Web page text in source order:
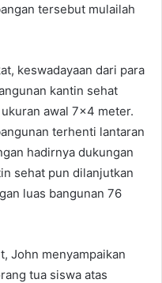
tersebut mulailah
keswadayaan dari para
kantin sehat
awal 7×4 meter.
terhenti lantaran
hadirnya dukungan
sehat pun dilanjutkan
luas bangunan 76
John menyampaikan
tua siswa atas